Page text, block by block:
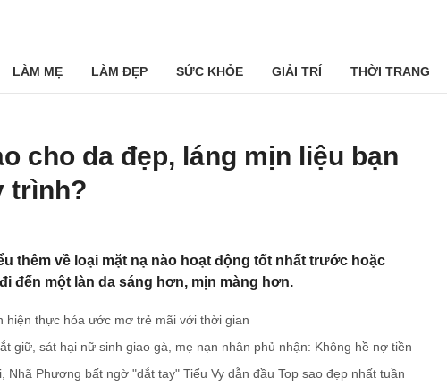
LÀM MẸ LÀM ĐẸP SỨC KHỎE GIẢI TRÍ THỜI TRANG
cho da đẹp, láng mịn liệu bạn
trình?
thêm về loại mặt nạ nào hoạt động tốt nhất trước hoặc
đến một làn da sáng hơn, mịn màng hơn.
hiện thực hóa ước mơ trẻ mãi với thời gian
giữ, sát hại nữ sinh giao gà, mẹ nạn nhân phủ nhận: Không hề nợ tiền
Nhã Phương bất ngờ "dắt tay" Tiểu Vy dẫn đầu Top sao đẹp nhất tuần